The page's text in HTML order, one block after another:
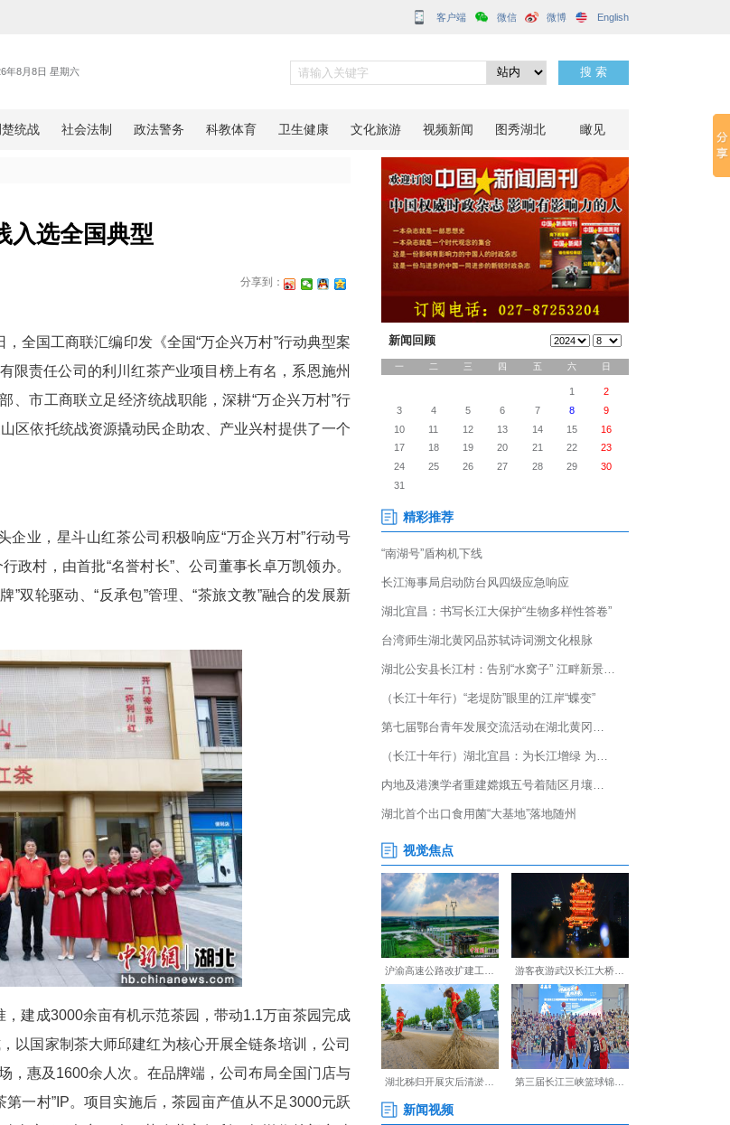
统战实践入选全国典型
然 罗云华)近日，全国工商联汇编印发《全国“万企兴万村”行动典型案
星斗山红茶有限责任公司的利川红茶产业项目榜上有名，系恩施州
川市委统战部、市工商联立足经济统战职能，深耕“万企兴万村”行
果，也为武陵山区依托统战资源撬动民企助农、产业兴村提供了一个
化重点龙头企业，星斗山红茶公司积极响应“万企兴万村”行动号
辐射周边8个行政村，由首批“名誉村长”、公司董事长卓万凯领办。
条“品质+品牌”双轮驱动、“反承包”管理、“茶旅文教”融合的发展新